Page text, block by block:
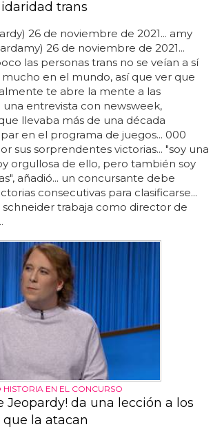
trans
26 de noviembre de 2021... amy
26 de noviembre de 2021...
las personas trans no se veían a sí
en el mundo, así que ver que
te abre la mente a las
una entrevista con newsweek,
llevaba más de una década
en el programa de juegos... 000
sus sorprendentes victorias... "soy una
orgullosa de ello, pero también soy
añadió... un concursante debe
consecutivas para clasificarse...
schneider trabaja como director de
EN EL CONCURSO
Jeopardy! da una lección a los
la atacan